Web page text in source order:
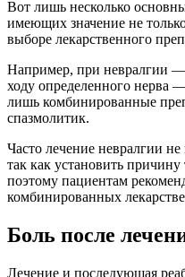
Вот лишь несколько
имеющих значение не
выборе лекарственного
Например, при невралгии
ходу определенного нерва
лишь комбинированные
спазмолитик.
Часто лечение невралгии
так как установить
поэтому пациентам
комбинированных
Боль после
Лечение и последующая